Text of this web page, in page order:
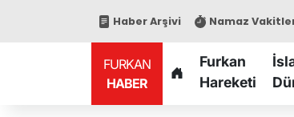
Haber Arşivi Namaz
FURKAN
HABER
Furkan
Hareketi